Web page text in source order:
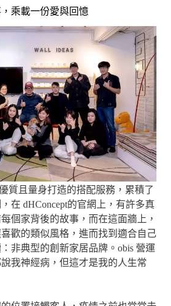
乘載一份愛與回憶
質且量身打造的搭配服務，累積了
在 dHConcept的官網上，有許多真
個家背後的故事，而在這面牆上，
歡的類似風格，進而找到適合自己
非典型的創新家居品牌。obis 營運
我神經病，但這才是我的人生常